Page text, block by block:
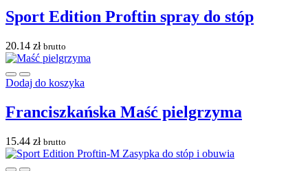
Sport Edition Proftin spray do stóp
20.14 zł brutto
Dodaj do koszyka
Franciszkańska Maść pielgrzyma
15.44 zł brutto